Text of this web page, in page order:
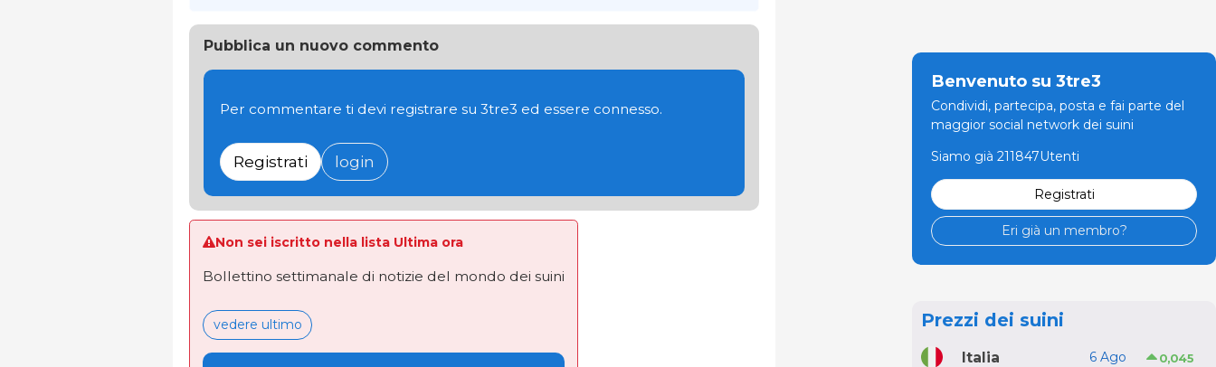
Pubblica un nuovo commento
Per commentare ti devi registrare su 3tre3 ed essere connesso.
Registrati login
Non sei iscritto nella lista Ultima ora
Bollettino settimanale di notizie del mondo dei suini
vedere ultimo
Benvenuto su 3tre3
Condividi, partecipa, posta e fai parte del
maggior social network dei suini
Siamo già 211847Utenti
Registrati
Eri già un membro?
Prezzi dei suini
Italia 6 Ago 0,045